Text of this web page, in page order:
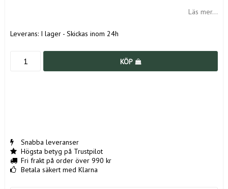
Läs mer...
Leverans: I lager - Skickas inom 24h
KÖP
Snabba leveranser
Högsta betyg på Trustpilot
Fri frakt på order över 990 kr
Betala säkert med Klarna